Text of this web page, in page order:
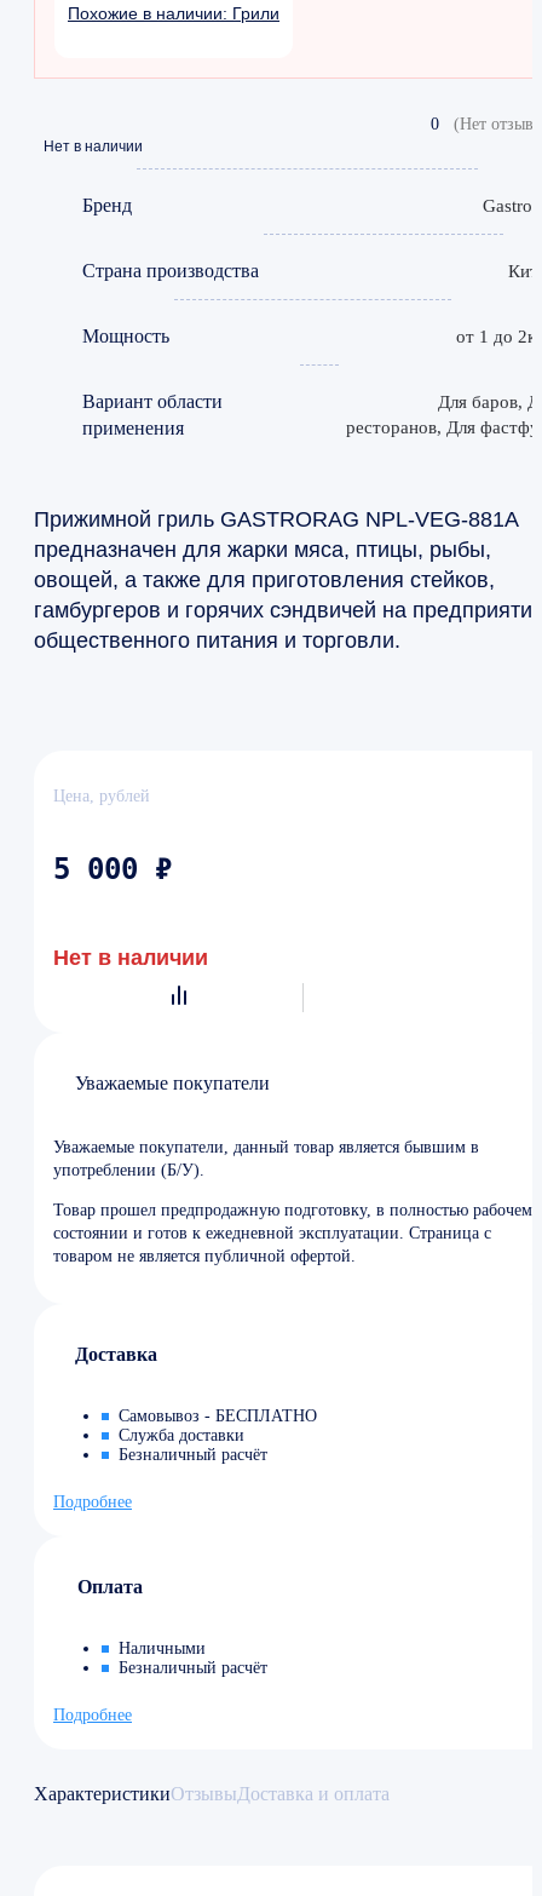
Похожие в наличии: Грили
0 (Нет
Нет в наличии
Бренд
Страна производства
Мощность от 1 до
Вариант области
применения
Для баров,
ресторанов, Для
Прижимной гриль GASTRORAG NPL-VEG-881A
предназначен для жарки мяса, птицы, рыбы,
овощей, а также для приготовления стейков,
гамбургеров и горячих сэндвичей на
общественного питания и торговли.
Цена, рублей
5 000 ₽
Нет в наличии
Уважаемые покупатели
Уважаемые покупатели, данный товар является бывшим в
употреблении (Б/У).
Товар прошел предпродажную подготовку, в полностью рабочем
состоянии и готов к ежедневной эксплуатации. Страница с
товаром не является публичной офертой.
Доставка
Самовывоз - БЕСПЛАТНО
Служба доставки
Безналичный расчёт
Подробнее
Оплата
Наличными
Безналичный расчёт
Подробнее
ХарактеристикиОтзывыДоставка и оплата